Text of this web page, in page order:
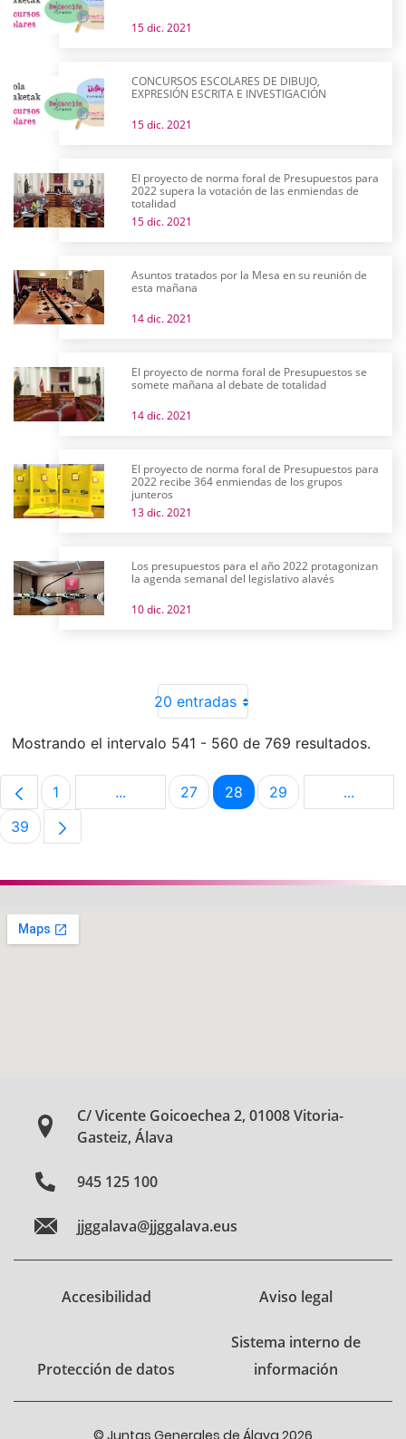
15 dic. 2021
CONCURSOS ESCOLARES DE DIBUJO,
EXPRESIÓN ESCRITA E INVESTIGACIÓN
15 dic. 2021
El proyecto de norma foral de Presupuestos para
2022 supera la votación de las enmiendas de
totalidad
15 dic. 2021
Asuntos tratados por la Mesa en su reunión de
esta mañana
14 dic. 2021
El proyecto de norma foral de Presupuestos se
somete mañana al debate de totalidad
14 dic. 2021
El proyecto de norma foral de Presupuestos para
2022 recibe 364 enmiendas de los grupos
junteros
13 dic. 2021
Los presupuestos para el año 2022 protagonizan
la agenda semanal del legislativo alavés
10 dic. 2021
20 entradas
Mostrando el intervalo 541 - 560 de 769 resultados.
Página
1 ...Páginas intermedias Use TAB para
Página
27 Página
28 Página
29 ...
Página
39
C/ Vicente Goicoechea 2, 01008 Vitoria-
Gasteiz, Álava
945 125 100
jjggalava@jjggalava.eus
Accesibilidad Aviso legal
Protección de datos
Sistema interno de
información